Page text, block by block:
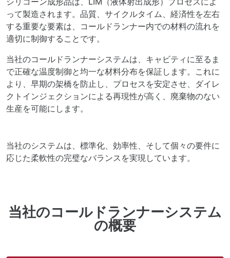
って製造されます。品質、サイクルタイム、経済性を左右
する重要な要素は、コールドランナー内での材料の流れを
適切に制御することです。
当社のコールドランナーシステムは、キャビティに至るま
で正確な温度制御と均一な材料分布を保証します。これに
より、早期の架橋を防止し、プロセスを安定させ、ダイレ
クトインジェクションによる再現性が高く、廃棄物のない
生産を可能にします。
当社のシステムは、標準化、効率性、そして個々の要件に
応じた柔軟性の完璧なバランスを実現しています。
当社のコールドランナーシステム
の概要